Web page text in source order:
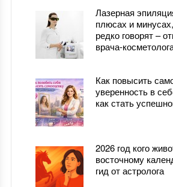
Лазерная
плюсах и
редко говорят –
врача-
Как повысить
уверенность в
как стать
2026 год кого
восточному
гид от астролога